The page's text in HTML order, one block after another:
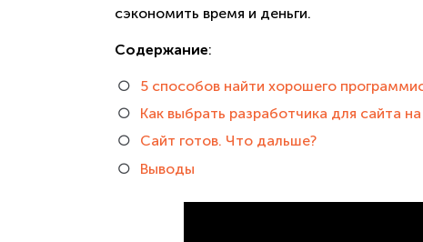
сэкономить время и деньги.
Содержание:
5 способов найти хорошего
Как выбрать разработчика для сайта
Сайт готов. Что дальше?
Выводы